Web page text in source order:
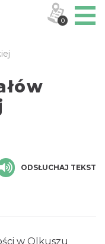
ODSŁUCHAJ TEKST
w Olkuszu
0